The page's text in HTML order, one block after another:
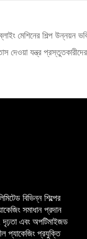
মেশিনের শিল্প উন্নয়ন
দেওয়া যন্ত্র
বিভিন্ন শিল্পের
সমাধান প্রদান
এবং অপটিমাইজড
প্যাকেজিং প্রযুক্তি